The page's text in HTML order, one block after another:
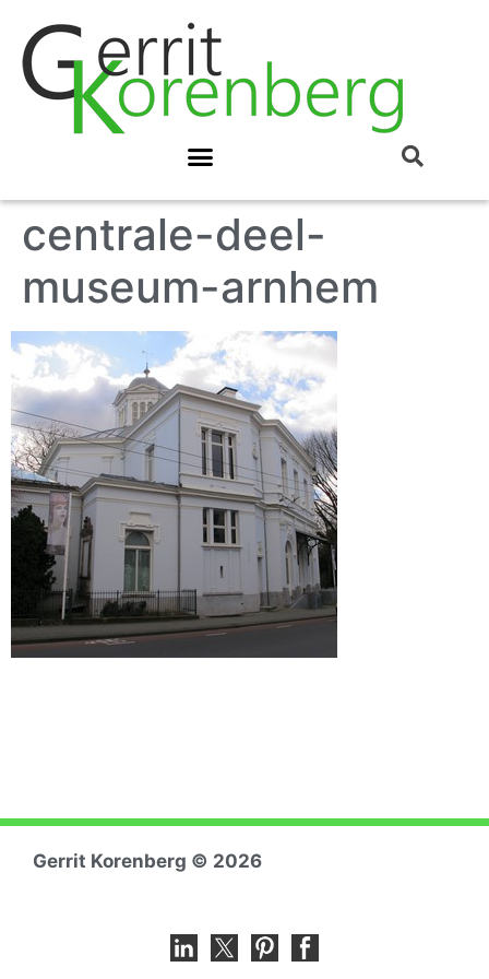
centrale-deel-
museum-arnhem
Gerrit Korenberg © 2026